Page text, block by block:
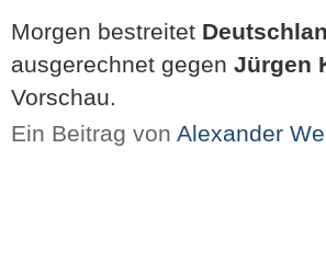
Morgen bestreitet
ausgerechnet gegen Jürgen
Vorschau.
Ein Beitrag von Alexander